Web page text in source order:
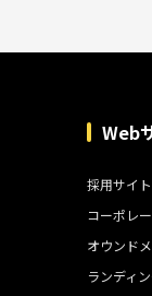
Web
採用サイト
コーポレ
オウンド
ランディ